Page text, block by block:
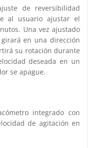
de reversibilidad
al usuario ajustar el
Una vez ajustado
en una dirección
su rotación durante
deseada en un
se apague.
integrado con
de agitación en